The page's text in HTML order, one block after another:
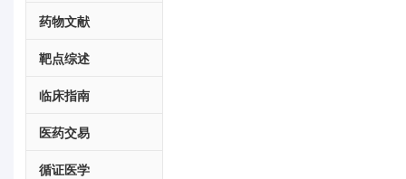
药物文献
靶点综述
临床指南
医药交易
循证医学